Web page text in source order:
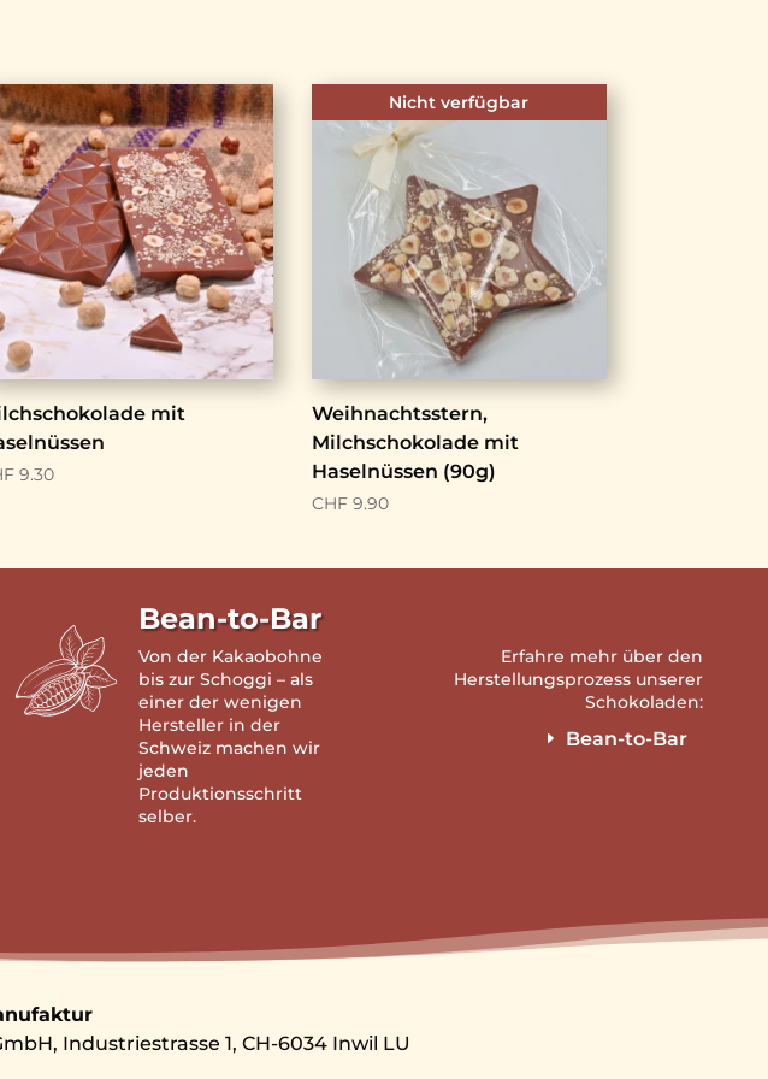
mit
9.30
Weihnachtsstern,
Milchschokolade mit
Haselnüssen (90g)
CHF9.90
Nicht verfügbar
Bean-to-Bar
Von der Kakaobohne
bis zur Schoggi – als
einer der wenigen
Hersteller in der
Schweiz machen wir
jeden
Produktionsschritt
selber.
Erfahre mehr über den
Herstellungsprozess unserer
Schokoladen:
Bean-to-Bar
Industriestrasse 1, CH-6034 Inwil LU